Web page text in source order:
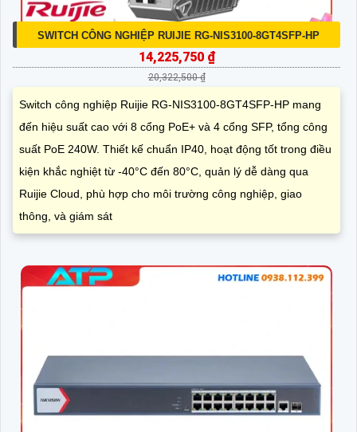
SWITCH CÔNG NGHIỆP RUIJIE RG-NIS3100-8GT4SFP-HP
14,225,750 ₫
20,322,500 ₫
Switch công nghiệp Ruijie RG-NIS3100-8GT4SFP-HP mang
đến hiệu suất cao với 8 cổng PoE+ và 4 cổng SFP, tổng công
suất PoE 240W. Thiết kế chuẩn IP40, hoạt động tốt trong điều
kiện khắc nghiệt từ -40°C đến 80°C, quản lý dễ dàng qua
Ruijie Cloud, phù hợp cho môi trường công nghiệp, giao
thông, và giám sát